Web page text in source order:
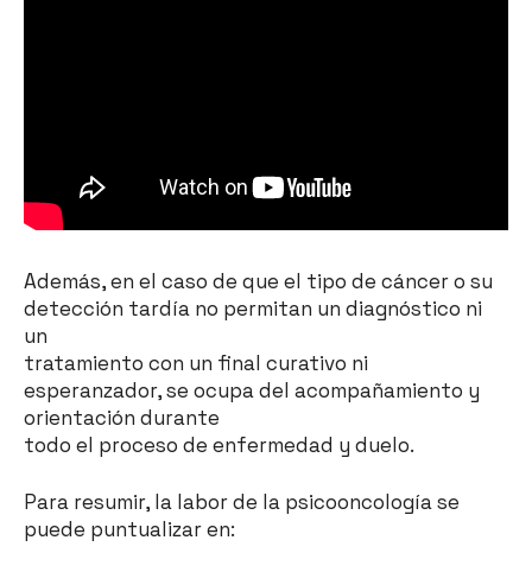
Además, en el caso de que el tipo de cáncer o su
detección tardía no permitan un diagnóstico ni
un
tratamiento con un final curativo ni
esperanzador, se ocupa del acompañamiento y
orientación durante
todo el proceso de enfermedad y duelo.
Para resumir, la labor de la psicooncología se
puede puntualizar en: